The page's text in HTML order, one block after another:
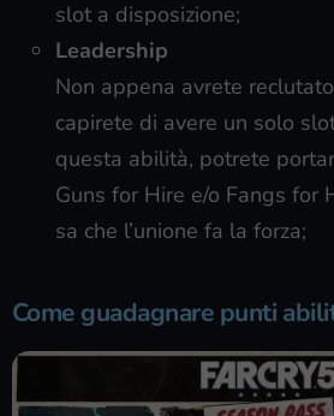
slot a disposizione;
Leadership
Non appena avrete
capirete di avere un solo
questa abilità, potrete
Guns for Hire e/o Fangs for
sa che l’unione fa la forza;
Come guadagnare punti